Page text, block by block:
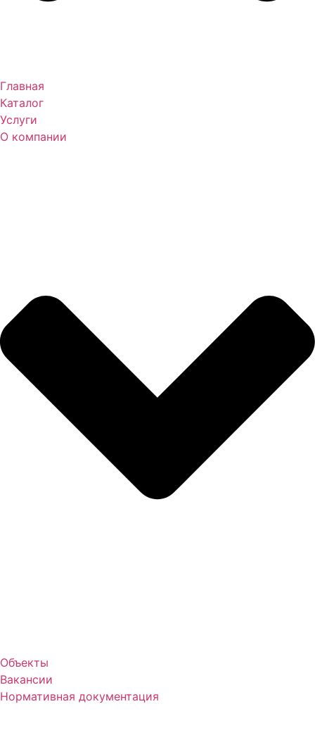
Главная
Каталог
Услуги
О компании
Объекты
Вакансии
Нормативная документация